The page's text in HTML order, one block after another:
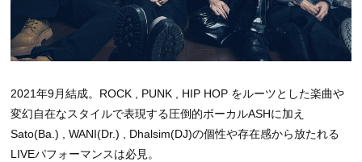
2021年9月結成。ROCK , PUNK , HIP HOP をルーツとした楽曲や
変幻自在なスタイルで表現する圧倒的ボーカルASHに加え
Sato(Ba.) , WANI(Dr.) , Dhalsim(DJ)の個性や存在感から放たれる
LIVEパフォーマンスは必見。